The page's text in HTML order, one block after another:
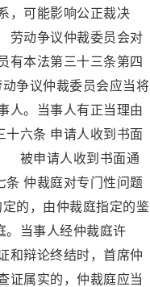
可能影响公正裁决
动争议仲裁委员会对
本法第三十三条第四
争议仲裁委员会应当将
。当事人有正当理由
六条 申请人收到书面
被申请人收到书面通
仲裁庭对专门性问题
的，由仲裁庭指定的鉴
当事人经仲裁庭许
辩论终结时，首席仲
属实的，仲裁庭应当